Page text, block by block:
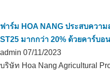
ฟาร์ม HOA NANG ประสบความ
ST25 มากกว่า 20% ด้วยคาร์บอ
admin 07/11/2023
บริษัท Hoa Nang Agricultural